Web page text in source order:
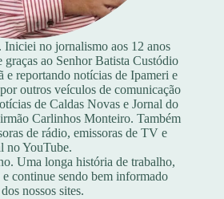
no jornalismo aos 12 anos
ao Senhor Batista Custódio
reportando notícias de Ipameri e
outros veículos de comunicação
de Caldas Novas e Jornal do
Carlinhos Monteiro. Também
de rádio, emissoras de TV e
no YouTube.
Uma longa história de trabalho,
continue sendo bem informado
nossos sites.